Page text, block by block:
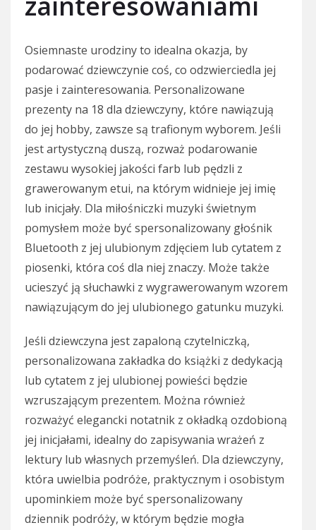
Osiemnaste urodziny to idealna okazja, by
podarować dziewczynie coś, co odzwierciedla jej
pasje i zainteresowania. Personalizowane
prezenty na 18 dla dziewczyny, które nawiązują
do jej hobby, zawsze są trafionym wyborem. Jeśli
jest artystyczną duszą, rozważ podarowanie
zestawu wysokiej jakości farb lub pędzli z
grawerowanym etui, na którym widnieje jej imię
lub inicjały. Dla miłośniczki muzyki świetnym
pomysłem może być spersonalizowany głośnik
Bluetooth z jej ulubionym zdjęciem lub cytatem z
piosenki, która coś dla niej znaczy. Może także
ucieszyć ją słuchawki z wygrawerowanym wzorem
nawiązującym do jej ulubionego gatunku muzyki.
Jeśli dziewczyna jest zapaloną czytelniczką,
personalizowana zakładka do książki z dedykacją
lub cytatem z jej ulubionej powieści będzie
wzruszającym prezentem. Można również
rozważyć elegancki notatnik z okładką ozdobioną
jej inicjałami, idealny do zapisywania wrażeń z
lektury lub własnych przemyśleń. Dla dziewczyny,
która uwielbia podróże, praktycznym i osobistym
upominkiem może być spersonalizowany
dziennik podróży, w którym będzie mogła